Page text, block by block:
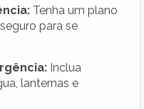
Tenha um plano
para se
Inclua
lanternas e